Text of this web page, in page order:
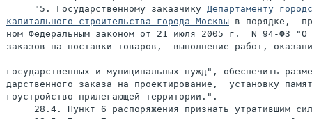
     "5. Государственному заказчику
Департаменту
капитального строительства города Москвы в порядке,
ном Федеральным законом от 21 июля 2005 г.  N 94-ФЗ "О
заказов на поставки товаров,  выполнение работ,
государственных и муниципальных нужд", обеспечить
дарственного заказа на проектирование,  установку
гоустройство прилегающей территории.".
28.4. Пункт 6 распоряжения признать утратившим